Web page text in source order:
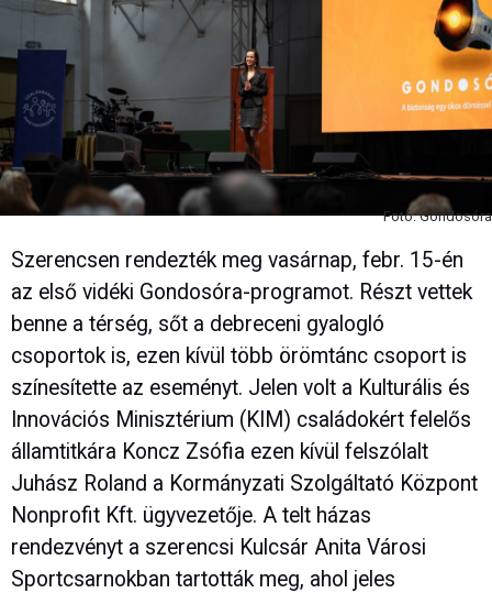
Fotó: Gondosóra
Szerencsen rendezték meg vasárnap, febr. 15-én
az első vidéki Gondosóra-programot. Részt vettek
benne a térség, sőt a debreceni gyalogló
csoportok is, ezen kívül több örömtánc csoport is
színesítette az eseményt. Jelen volt a Kulturális és
Innovációs Minisztérium (KIM) családokért felelős
államtitkára Koncz Zsófia ezen kívül felszólalt
Juhász Roland a Kormányzati Szolgáltató Központ
Nonprofit Kft. ügyvezetője. A telt házas
rendezvényt a szerencsi Kulcsár Anita Városi
Sportcsarnokban tartották meg, ahol jeles